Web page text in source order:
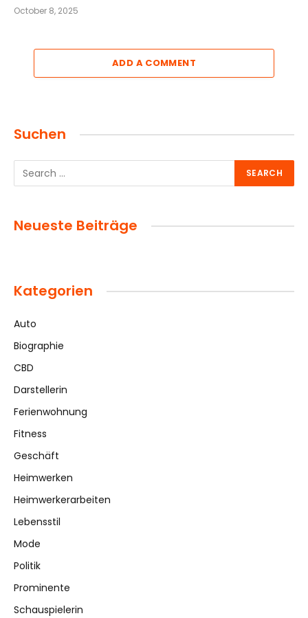
October 8, 2025
ADD A COMMENT
Suchen
Neueste Beiträge
Kategorien
Auto
Biographie
CBD
Darstellerin
Ferienwohnung
Fitness
Geschäft
Heimwerken
Heimwerkerarbeiten
Lebensstil
Mode
Politik
Prominente
Schauspielerin